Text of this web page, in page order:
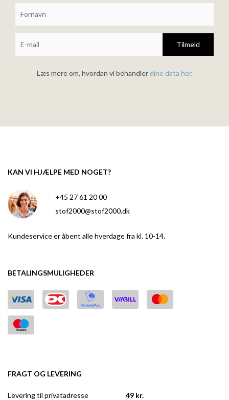
Tilmeld
Læs mere om, hvordan vi behandlerdine data her.
KAN VI HJÆLPE MED NOGET?
+45 27 61 20 00
stof2000@stof2000.dk
Kundeservice er åbent alle hverdage fra kl. 10-14.
BETALINGSMULIGHEDER
FRAGT OG LEVERING
Levering til privatadresse
49 kr.